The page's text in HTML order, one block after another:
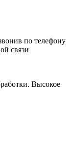
по телефону
связи
Высокое